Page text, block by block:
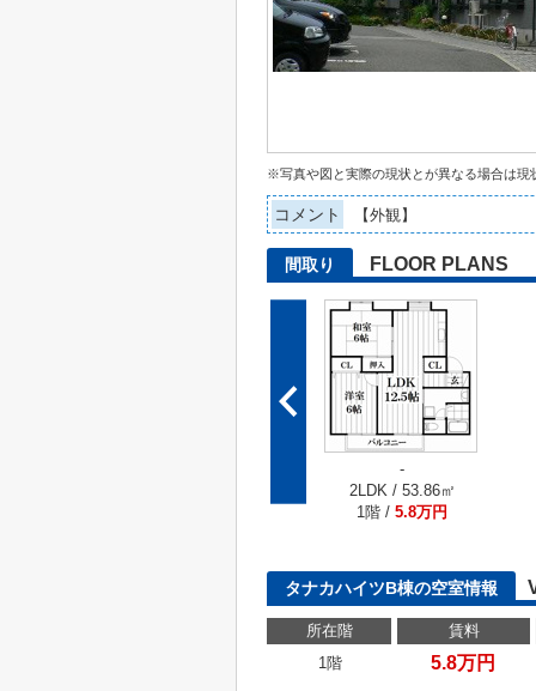
※写真や図と実際の現状とが異なる場合は現
コメント 【外観】
間取り FLOOR PLANS
-
2LDK / 53.86㎡
1階 / 5.8万円
タナカハイツB棟の空室情報
所在階 賃料
1階
5.8万円